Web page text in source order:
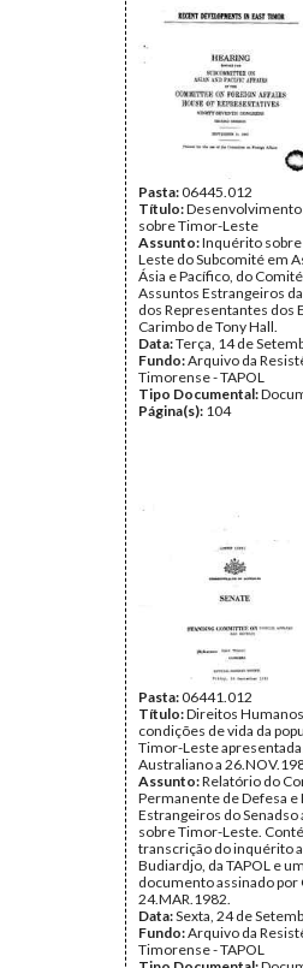
Pasta:06445.012
Título:
sobre Timor-Leste
Assunto:Inquérito
Leste do Subcomité em
Ásia e Pacífico, do
Assuntos Estrangeiros
dos Representantes dos
Carimbo de Tony Hall.
Data:Terça, 14 de
Fundo:Arquivo da
Timorense - TAPOL
Tipo Documental:
Página(s): 104
Pasta:06441.012
Título:Direitos
condições de vida da
Timor-Leste
Australiano a
Assunto:Relatório do
Permanente de Defesa e
Estrangeiros do
sobre Timor-Leste.
transcrição do inquérito
Budiardjo, da TAPOL e
documento assinado por
24.MAR.1982.
Data:Sexta, 24 de
Fundo:Arquivo da
Timorense - TAPOL